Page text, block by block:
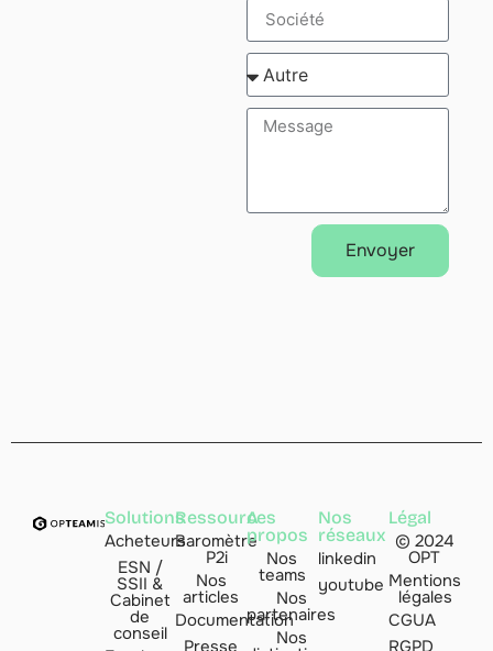
Envoyer
Solutions
Acheteurs
ESN /
SSII &
Cabinet
de
conseil
Ressources
Baromètre
P2i
Nos
articles
Documentation
Presse
A
propos
Nos
teams
Nos
partenaires
Nos
Nos
réseaux
linkedin
youtube
Légal
© 2024
OPT
Mentions
légales
CGUA
RGPD